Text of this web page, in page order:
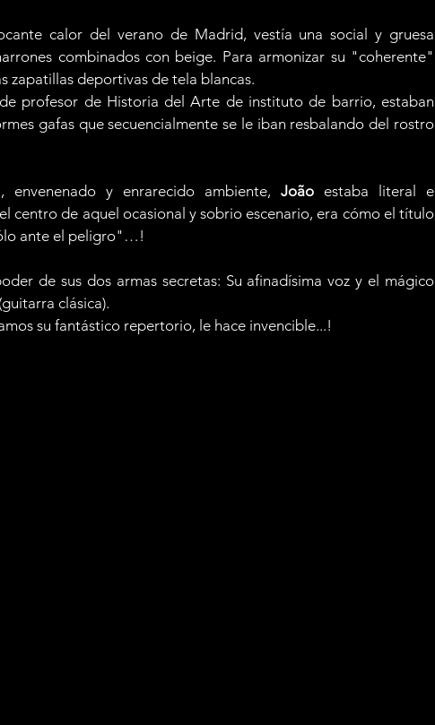
calor del verano de Madrid, vestía una social y gruesa
combinados con beige. Para armonizar su "coherente"
zapatillas deportivas de tela blancas.
profesor de Historia del Arte de instituto de barrio, estaban
gafas que secuencialmente se le iban resbalando del rostro
y enrarecido ambiente, João estaba literal e
centro de aquel ocasional y sobrio escenario, era cómo el título
ante el peligro"…!
de sus dos armas secretas: Su afinadísima voz y el mágico
clásica).
su fantástico repertorio, le hace invencible...!